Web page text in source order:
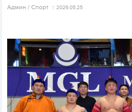
Aдмин / Спорт 2026.05.25